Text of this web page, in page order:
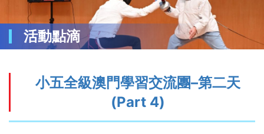
活動點滴
小五全級澳門學習交流團–第二天
(Part 4)